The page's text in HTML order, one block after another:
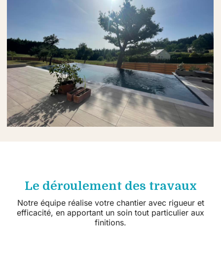
Le déroulement des travaux
Notre équipe réalise votre chantier avec rigueur et
efficacité, en apportant un soin tout particulier aux
finitions.